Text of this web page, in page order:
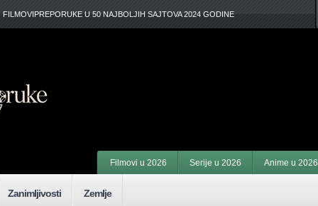
FILMOVIPREPORUKE U 50 NAJBOLJIH SAJTOVA 2024 GODINE
Filmovi u 2026 Serije u 2026 Anime u 2026
Zanimljivosti Zemlje